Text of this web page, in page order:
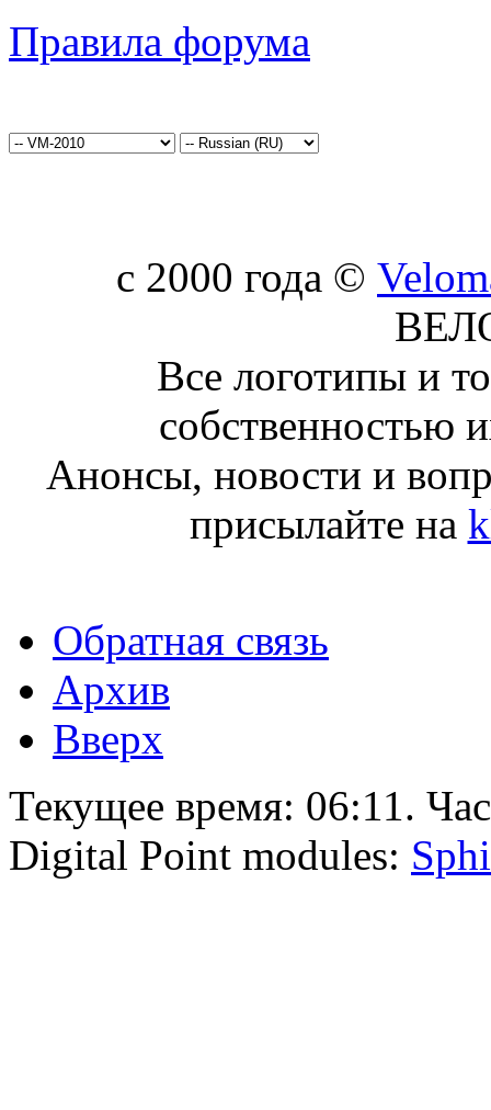
Правила форума
c 2000 года ©
Все логотипы и
собственностью
Анонсы, новости и
присылайте на
Обратная связь
Архив
Вверх
Текущее время: 06:11.
Digital Point modules: